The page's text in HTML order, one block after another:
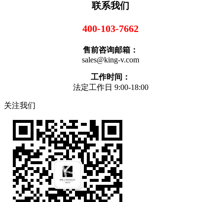
联系我们
400-103-7662
售前咨询邮箱：
sales@king-v.com
工作时间：
法定工作日 9:00-18:00
关注我们